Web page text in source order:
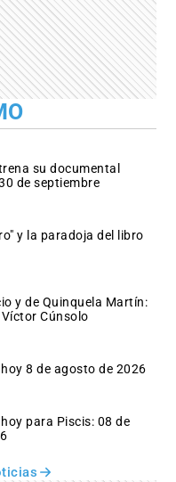
su documental
de septiembre
y la paradoja del libro
y de Quinquela Martín:
Cúnsolo
8 de agosto de 2026
para Piscis: 08 de